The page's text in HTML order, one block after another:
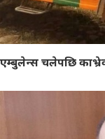
एम्बुलेन्स चलेपछि